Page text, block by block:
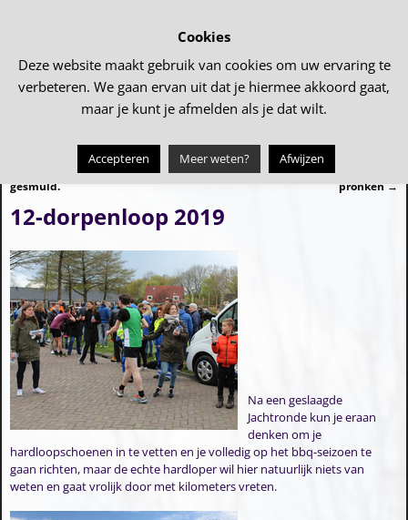
Bericht navigatie
Samen Eten heeft weer heerlijk
gesmuld.
TulpenmozaÃ¯ek staat weer te
pronken→
12-dorpenloop 2019
Na een geslaagde
Jachtronde kun je eraan
denken om je
hardloopschoenen in te vetten en je volledig op het bbq-seizoen te
gaan richten, maar de echte hardloper wil hier natuurlijk niets van
weten en gaat vrolijk door met kilometers vreten.
Cookies
Deze website maakt gebruik van cookies om uw ervaring te
verbeteren. We gaan ervan uit dat je hiermee akkoord gaat,
maar je kunt je afmelden als je dat wilt.
Accepteren Meer weten? Afwijzen